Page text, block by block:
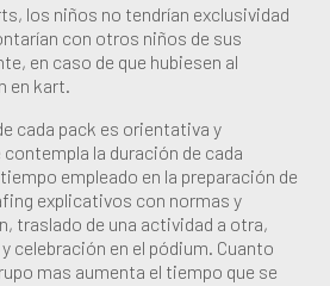
los niños no tendrían exclusividad
con otros niños de sus
en caso de que hubiesen al
en kart.
cada pack es orientativa y
la duración de cada
empleado en la preparación de
explicativos con normas y
traslado de una actividad a otra,
celebración en el pódium. Cuanto
mas aumenta el tiempo que se